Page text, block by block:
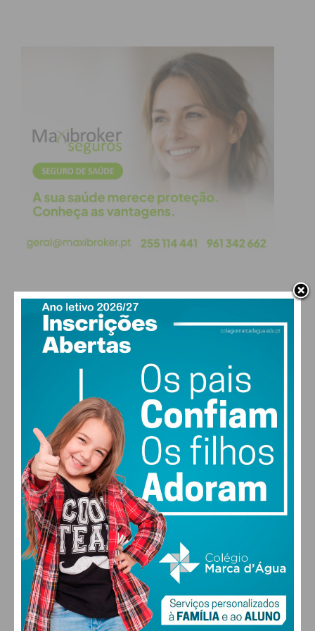
atualizada.
Eu li e concordo com os
termos e
condições
PAÇOS DE FERREIRA
26°
vento: 5m/s O
MAX 26 • MIN 26
28°
DOM
30
SEG
30°
TER
31 °
FARMACIAS DE SERVIÇO EM PAÇOS DE